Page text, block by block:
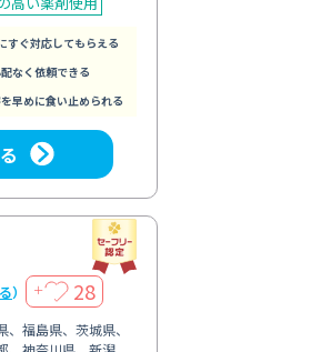
すぐ対応してもらえる
なく依頼できる
早めに食い止められる
） ＋ 28
福島県、茨城県、